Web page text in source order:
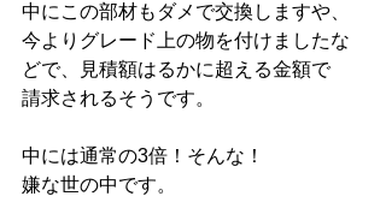
中にこの部材もダメで交換しますや、
今よりグレード上の物を付けましたな
どで、見積額はるかに超える金額で
請求されるそうです。
中には通常の3倍！そんな！
嫌な世の中です。